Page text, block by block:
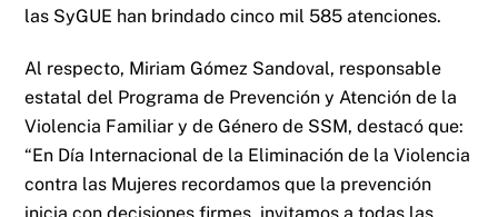
las SyGUE han brindado cinco mil 585 atenciones.
Al respecto, Miriam Gómez Sandoval, responsable
estatal del Programa de Prevención y Atención de la
Violencia Familiar y de Género de SSM, destacó que:
“En Día Internacional de la Eliminación de la Violencia
contra las Mujeres recordamos que la prevención